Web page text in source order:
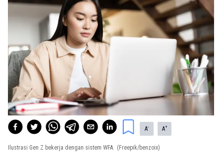
A- A+
Ilustrasi Gen Z bekerja dengan sistem WFA. (Freepik/benzoix)